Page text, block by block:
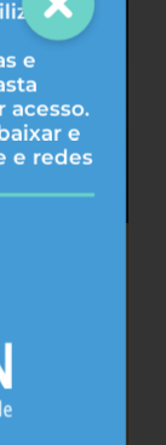
e
acesso.
e
e redes